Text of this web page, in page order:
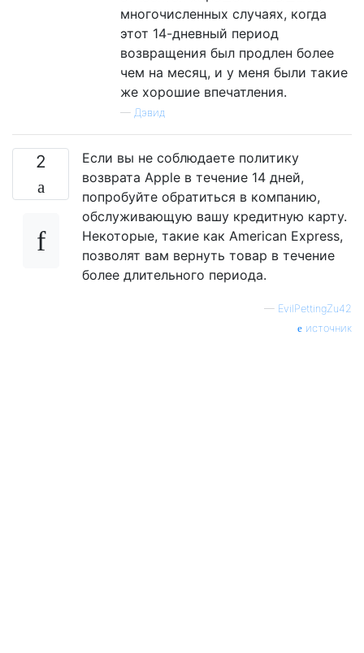
многочисленных случаях, когда
этот 14-дневный период
возвращения был продлен более
чем на месяц, и у меня были такие
же хорошие впечатления.
— Дэвид
2
Если вы не соблюдаете политику
возврата Apple в течение 14 дней,
попробуйте обратиться в компанию,
обслуживающую вашу кредитную карту.
Некоторые, такие как American Express,
позволят вам вернуть товар в течение
более длительного периода.
— EvilPettingZu42
источник